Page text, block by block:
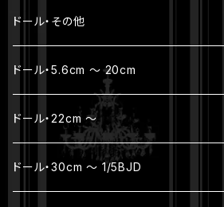
ボトムス
アウター
セット
着ぐるみ
YmY / UF doll / オビツ11 / ねんどーる
SD16 / SDGr女の子・ハイヒール
ドール・その他
帽子 / バッグ
お出かけポーチ
アクセサリー
ドール・5.6cm ～ 20cm
フルセット
本体セット（ヘッド + ボディ）
ドール・22cm ～
フルセット
ドール・30cm ～ 1/5BJD